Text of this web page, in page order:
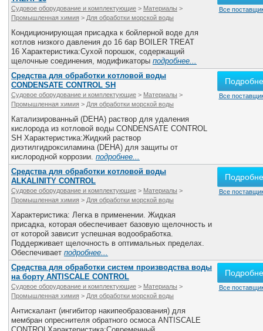
Судовое оборудование и комплектующие > Материалы >
Промышленная химия > Для обработки морской воды
Кондиционирующая присадка к бойлерной воде для
котлов низкого давления до 16 бар BOILER TREAT
16 Характеристика:Сухой порошок, содержащий
щелочные соединения, модификаторы подробнее...
Все
Средства для обработки котловой воды
CONDENSATE CONTROL SH
Судовое оборудование и комплектующие > Материалы >
Промышленная химия > Для обработки морской воды
Катализированный (DEHA) раствор для удаления
кислорода из котловой воды CONDENSATE CONTROL
SH Характеристика:Жидкий раствор
диэтилгидроксиламина (DEHA) для защиты от
кислородной коррозии. подробнее...
Все
Средства для обработки котловой воды
АLKALINITY CONTROL
Судовое оборудование и комплектующие > Материалы >
Промышленная химия > Для обработки морской воды
Характеристика: Легка в применении. Жидкая
присадка, которая обеспечивает базовую щелочность и
от которой зависит успешная водообработка.
Поддерживает щелочность в оптимальных пределах.
Обеспечивает подробнее...
Все
Средства для обработки систем производства воды
на борту ANTISCALE CONTROL
Судовое оборудование и комплектующие > Материалы >
Промышленная химия > Для обработки морской воды
Антискалант (ингибитор накипеобразования) для
мембран опреснителя обратного осмоса ANTISCALE
Все